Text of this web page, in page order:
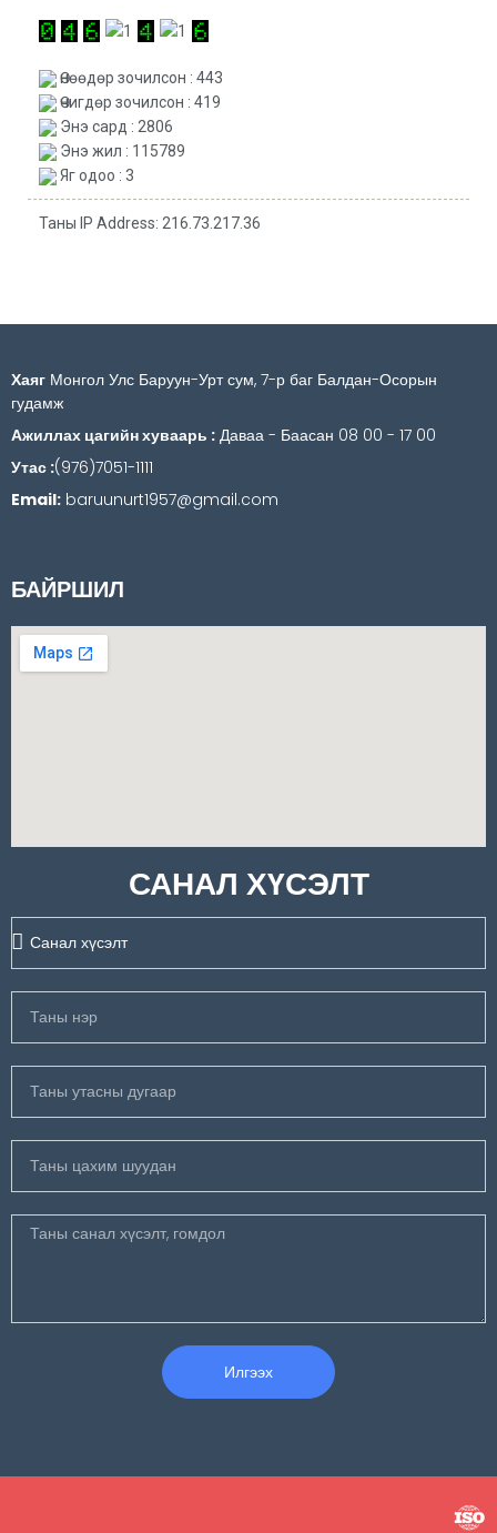
Өнөөдөр зочилсон : 443
Өчигдөр зочилсон : 419
Энэ сард : 2806
Энэ жил : 115789
Яг одоо : 3
Таны IP Address: 216.73.217.36
Хаяг Монгол Улс Баруун-Урт сум, 7-р баг Балдан-Осорын
гудамж
Ажиллах цагийн хуваарь : Даваа - Баасан 08 00 - 17 00
Утас :(976)7051-1111
Email: baruunurt1957@gmail.com
БАЙРШИЛ
САНАЛ ХҮСЭЛТ
Илгээх